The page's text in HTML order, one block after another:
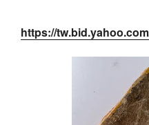
https://